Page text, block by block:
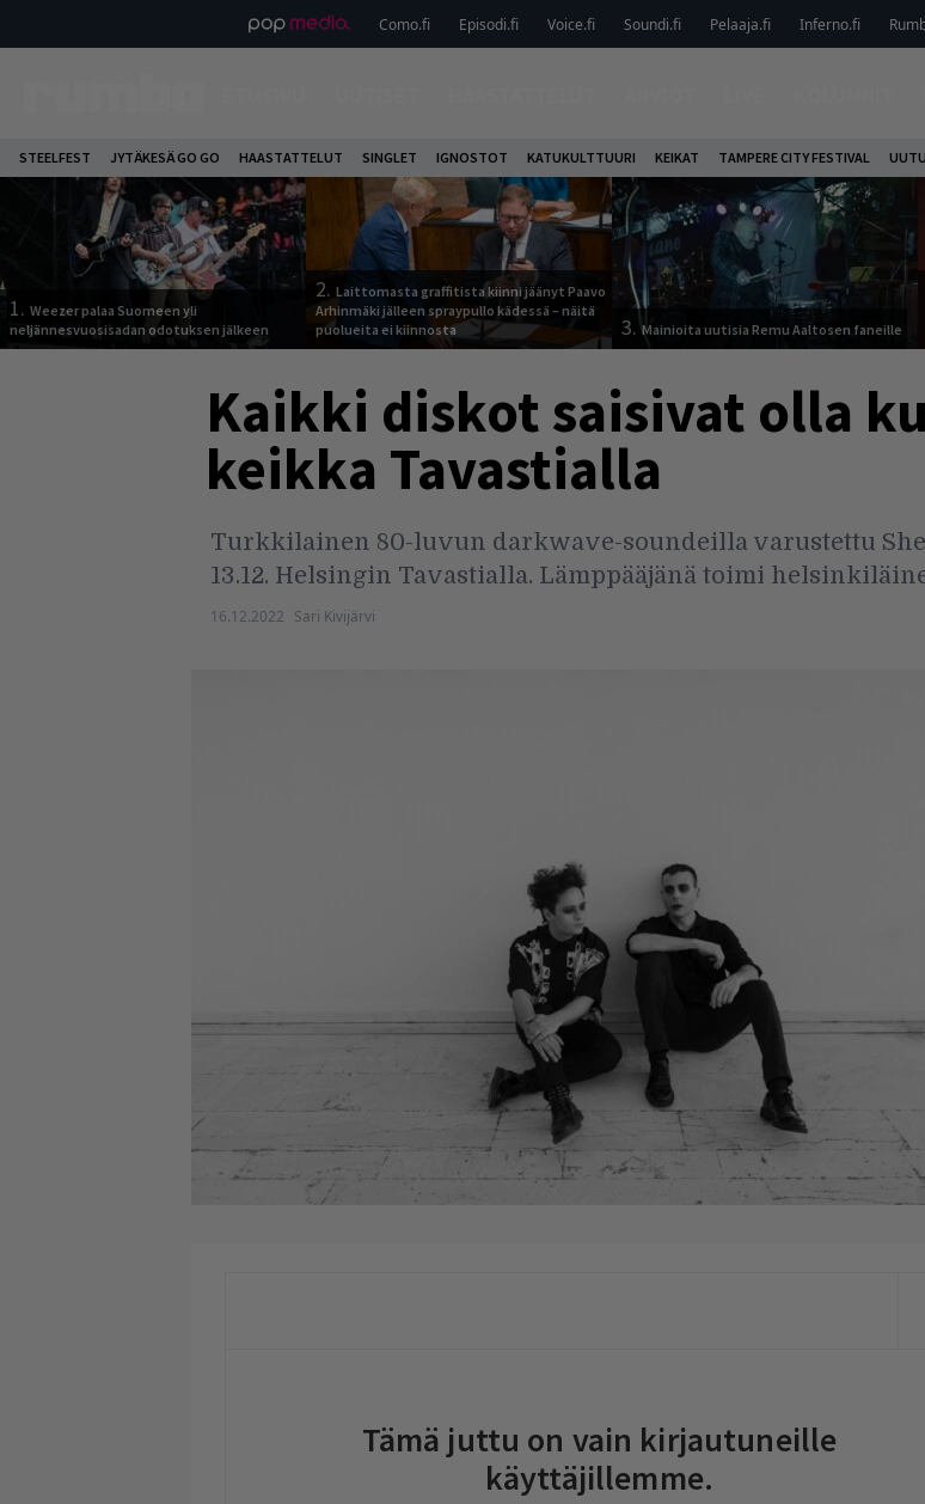
Como.fi Episodi.fi Voice.fi Soundi.fi Pelaaja.fi Inferno.fi
STEELFEST JYTÄKESÄ GO GO HAASTATTELUT SINGLET IGNOSTOT KATUKULTTUURI KEIKAT TAMPERE CITY FESTIVAL
1. Weezer palaa Suomeen yli
neljännesvuosisadan odotuksen jälkeen
2. Laittomasta graffitista kiinni jäänyt Paavo
Arhinmäki jälleen spraypullo kädessä – näitä
puolueita ei kiinnosta
3.Mainioita uutisia Remu Aaltosen faneille
Kaikki diskot saisivat olla
keikka Tavastialla
Turkkilainen 80-luvun darkwave-soundeilla varustettu
13.12. Helsingin Tavastialla. Lämppääjänä toimi
16.12.2022 Sari Kivijärvi